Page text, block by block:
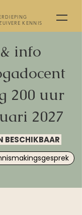
KENNIS
info
200 uur
2027
BESCHIKBAAR